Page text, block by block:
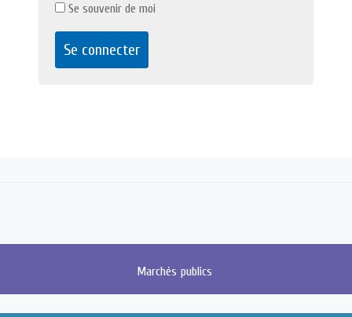
Se souvenir de moi
Marchés publics